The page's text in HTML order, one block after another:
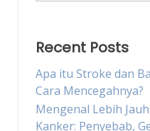
Recent Posts
Apa itu Stroke dan
Cara Mencegahnya?
Mengenal Lebih
Kanker: Penyebab,